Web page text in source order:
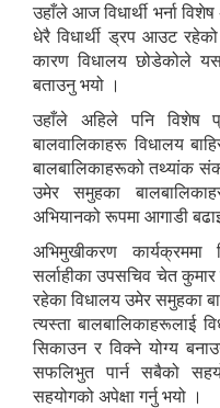
उहाँले आज विधार्थी भर्ना
धेरै विधार्थी ड्रप आउट
कारण विधालय छोडेकोले
बताउनु भयो ।
उहाँले अहिले पनि विशेष
बालवालिकाहरू विधालय
बालबालिकाहरूको तथ्यांक
उमेर समुहका
अभियानको रूपमा आगाडी
अभिमुखीकरण
सर्लाहीका उपसचिव चेत
रहेका विधालय उमेर समुहका
त्यस्ता बालबालिकाहरूलाई
सिकाउन र विक्ने योग्य
सफलिभुत पार्न सबैको
सहयोगको अपेक्षा गर्नु भयो ।